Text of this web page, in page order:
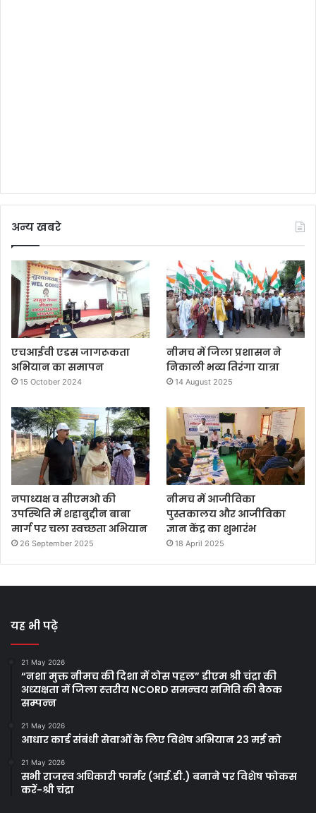
अन्य खबरे
एचआईवी एडस जागरूकता
अभियान का समापन
15 October 2024
नीमच में जिला प्रशासन ने
निकाली भव्‍य तिरंगा यात्रा
14 August 2025
नपाध्यक्ष व सीएमओ की
उपस्थिति में शहाबुद्दीन बाबा
मार्ग पर चला स्वच्छता अभियान
26 September 2025
नीमच में आजीविका
पुस्तकालय और आजीविका
ज्ञान केंद्र का शुभारंभ
18 April 2025
यह भी पढ़े
21 May 2026
“नशा मुक्त नीमच की दिशा में ठोस पहल” डीएम श्री चंद्रा की
अध्‍यक्षता में जिला स्‍तरीय NCORD समन्‍वय समिति की बैठक
सम्‍पन्‍न
21 May 2026
आधार कार्ड संबंधी सेवाओं के लिए विशेष अभियान 23 मई को
21 May 2026
सभी राजस्‍व अधिकारी फार्मर (आई.डी.) बनाने पर विशेष फोकस
करें-श्री चंद्रा